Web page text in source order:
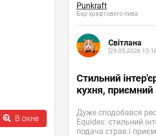
В окне
Punkraft
Бар крафтового пива
Світлана
[29.05.2026
Стильний
кухня, приємний
Дуже сподобався
Equides: стильний
подача страв і